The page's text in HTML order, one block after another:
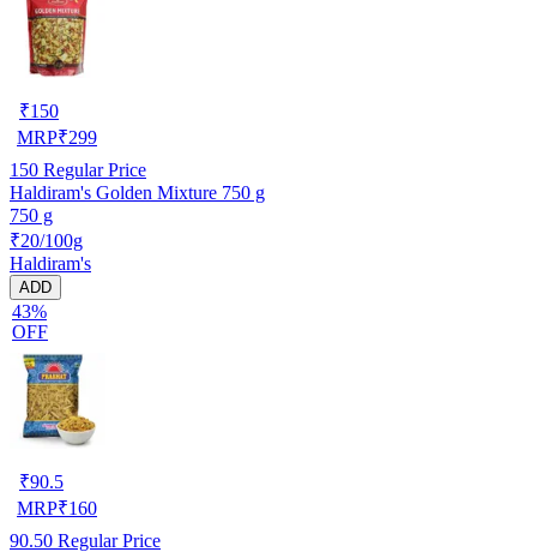
₹150
MRP₹299
150 Regular Price
Haldiram's Golden Mixture 750 g
750 g
₹20/100g
Haldiram's
ADD
43%
OFF
₹90.5
MRP₹160
90.50 Regular Price